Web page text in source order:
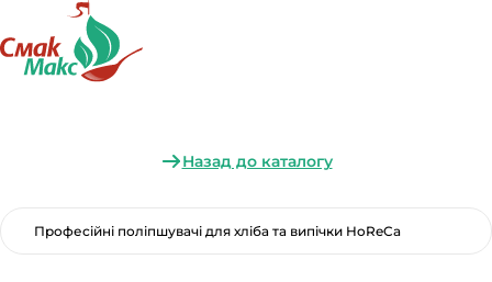
Назад до каталогу
Професійні поліпшувачі для хліба та випічки HoReCa